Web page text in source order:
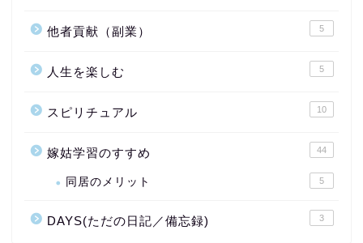
他者貢献（副業） 5
人生を楽しむ 5
スピリチュアル 10
嫁姑学習のすすめ 44
同居のメリット 5
DAYS(ただの日記／備忘録) 3